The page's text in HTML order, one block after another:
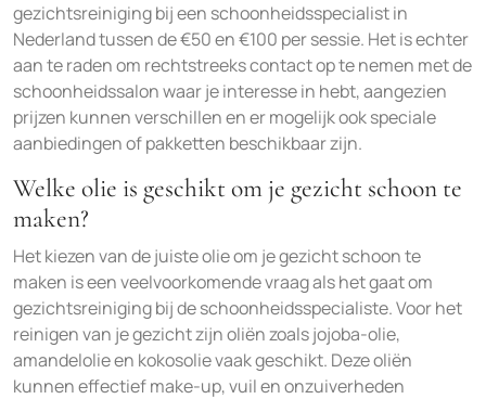
gezichtsreiniging bij een schoonheidsspecialist in
Nederland tussen de €50 en €100 per sessie. Het is echter
aan te raden om rechtstreeks contact op te nemen met de
schoonheidssalon waar je interesse in hebt, aangezien
prijzen kunnen verschillen en er mogelijk ook speciale
aanbiedingen of pakketten beschikbaar zijn.
Welke olie is geschikt om je gezicht schoon te
maken?
Het kiezen van de juiste olie om je gezicht schoon te
maken is een veelvoorkomende vraag als het gaat om
gezichtsreiniging bij de schoonheidsspecialiste. Voor het
reinigen van je gezicht zijn oliën zoals jojoba-olie,
amandelolie en kokosolie vaak geschikt. Deze oliën
kunnen effectief make-up, vuil en onzuiverheden